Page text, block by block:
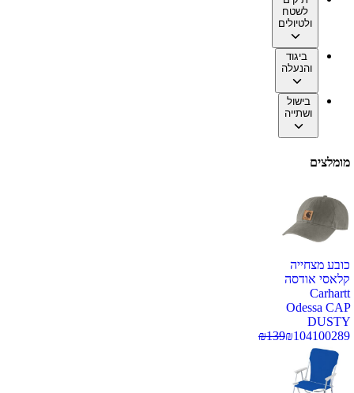
לשטח
ולטיולים
ביגוד
והנעלה
בישול
ושתייה
מומלצים
כובע מצחייה
קלאסי אודסה
Carhartt
Odessa CAP
DUSTY
100289
₪104
₪139